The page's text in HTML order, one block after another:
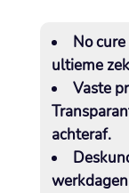
No
ultieme
Vaste
achteraf.​